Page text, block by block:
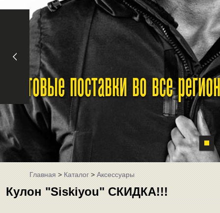
Оптовые поставки во все
Главная>Каталог>Аксессуары
Кулон "Siskiyou" СКИДКА!!!